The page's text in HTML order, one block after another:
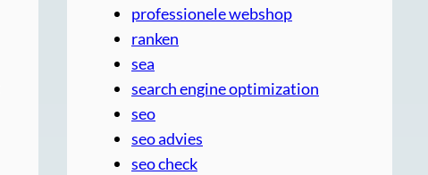
professionele webshop
ranken
sea
search engine optimization
seo
seo advies
seo check